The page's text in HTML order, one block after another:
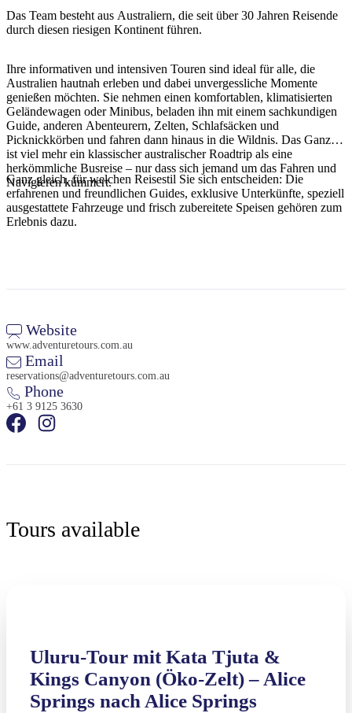
Sign
up
Das Team besteht aus Australiern, die seit über 30 Jahren Reisende
durch diesen riesigen Kontinent führen.
Ihre informativen und intensiven Touren sind ideal für alle, die
Australien hautnah erleben und dabei unvergessliche Momente
genießen möchten. Sie nehmen einen komfortablen, klimatisierten
Geländewagen oder Minibus, beladen ihn mit einem sachkundigen
Guide, anderen Abenteurern, Zelten, Schlafsäcken und
Picknickkörben und fahren dann hinaus in die Wildnis. Das Ganze
ist viel mehr ein klassischer australischer Roadtrip als eine
herkömmliche Busreise – nur dass sich jemand um das Fahren und
Navigieren kümmert.
Ganz gleich, für welchen Reisestil Sie sich entscheiden: Die
erfahrenen und freundlichen Guides, exklusive Unterkünfte, speziell
ausgestattete Fahrzeuge und frisch zubereitete Speisen gehören zum
Erlebnis dazu.
Website
www.adventuretours.com.au
Email
reservations@adventuretours.com.au
Phone
+61 3 9125 3630
Tours available
Uluru-Tour mit Kata Tjuta &
Kings Canyon (Öko-Zelt) – Alice
Springs nach Alice Springs